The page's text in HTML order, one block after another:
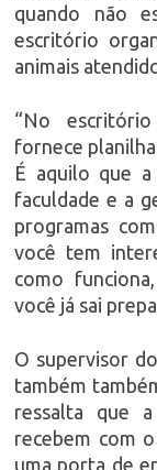
quando não
escritório
animais
“No
fornece
É aquilo que
faculdade e a
programas
você tem
como
você já sai
O supervisor
também
ressalta que
recebem com
uma porta de